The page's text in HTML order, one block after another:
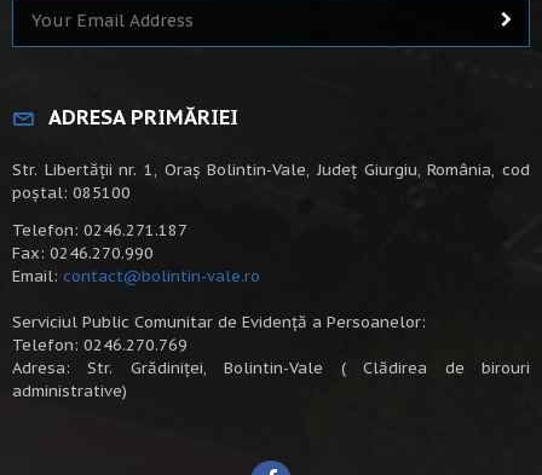
ADRESA PRIMĂRIEI
Str. Libertății nr. 1, Oraș Bolintin-Vale, Județ Giurgiu, România, cod
poștal: 085100
Telefon: 0246.271.187
Fax: 0246.270.990
Email: contact@bolintin-vale.ro
Serviciul Public Comunitar de Evidență a Persoanelor:
Telefon: 0246.270.769
Adresa: Str. Grădiniței, Bolintin-Vale ( Clădirea de birouri
administrative)